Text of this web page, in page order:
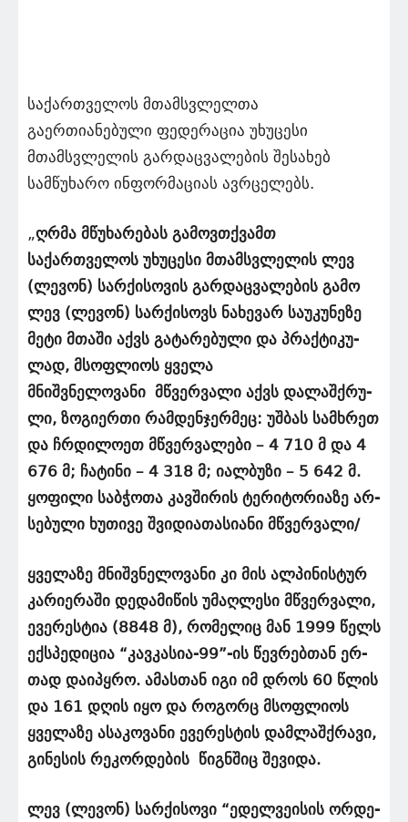
საქართველოს მთამსვლელთა
გაერთიანებული ფედერაცია უხუცესი
მთამსვლელის გარდაცვალების შესახებ
სამწუხარო ინფორმაციას ავრცელებს.
„ღრმა მწუხარებას გამოვთქვამთ
საქართველოს უხუცესი მთამსვლელის ლევ
(ლევონ) სარქისოვის გარდაცვალების გამო
ლევ (ლევონ) სარქისოვს ნა­ხე­ვარ სა­უ­კუ­ნე­ზე
მე­ტი მთა­ში აქვს გატარებული და პრაქ­ტი­კუ­
ლად, მსოფ­ლი­ოს ყველა
მნიშვნელოვანი მწვერ­ვა­ლი აქვს და­ლაშ­ქ­რუ­
ლი, ზო­გი­ერ­თი რამ­დენ­ჯერ­მეც: უშ­ბას სამ­ხ­რეთ
და ჩრდი­ლო­ეთ მწვერ­ვა­ლე­ბი – 4 710 მ და 4
676 მ; ჩა­ტი­ნი – 4 318 მ; იალ­ბუ­ზი – 5 642 მ.
ყო­ფი­ლი საბ­ჭო­თა კავ­ში­რის ტერიტორიაზე არ­
სე­ბუ­ლი ხუ­თი­ვე შვიდიათა­სი­ა­ნი მწვერ­ვა­ლი/
ყვე­ლა­ზე მნიშ­ვ­ნე­ლო­ვა­ნი კი მის ალ­პი­ნის­ტურ
კა­რი­ე­რა­ში დე­და­მი­წის უმაღ­ლე­სი მწვერ­ვა­ლი,
ევე­რეს­ტია (8848 მ), რო­მე­ლიც მან 1999 წელს
ექ­ს­პე­დი­ცია “კავ­კა­სია-99”-ის წევ­რებ­თან ერ­
თად და­იპყ­რო. ამას­თან იგი იმ დროს 60 წლის
და 161 დღის იყო და რო­გორც მსოფ­ლი­ოს
ყვე­ლა­ზე ასა­კო­ვა­ნი ევე­რეს­ტის დამ­ლაშ­ქ­რა­ვი,
გი­ნე­სის რეკორდების წიგ­ნ­შიც შე­ვი­და.
ლევ (ლევონ) სარქისოვი “ე­დელ­ვე­ი­სის ორ­დე­